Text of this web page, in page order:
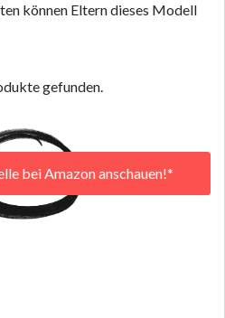
können Eltern dieses Modell
gefunden.
bei Amazon anschauen!*